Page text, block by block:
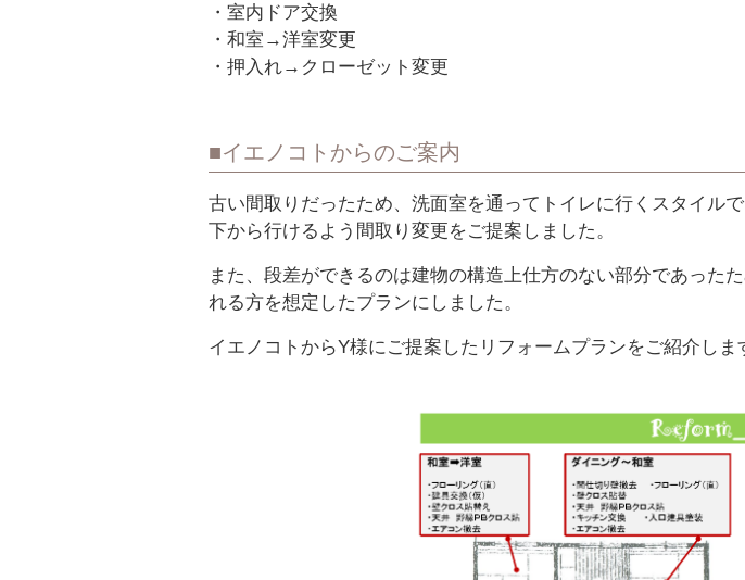
・室内ドア交換
・和室→洋室変更
・押入れ→クローゼット変更
イエノコトからのご案内
古い間取りだったため、洗面室を通ってトイレに行くスタイル
下から行けるよう間取り変更をご提案しました。
また、段差ができるのは建物の構造上仕方のない部分であった
れる方を想定したプランにしました。
イエノコトからY様にご提案したリフォームプランをご紹介しま